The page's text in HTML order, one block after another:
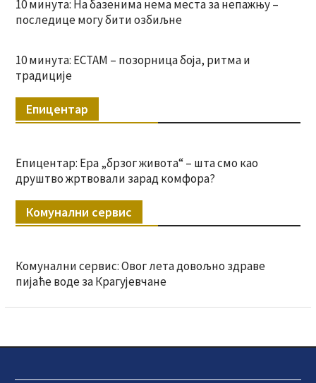
10 минута: На базенима нема места за непажњу –
последице могу бити озбиљне
10 минута: ЕСТАМ – позорница боја, ритма и
традиције
Епицентар
Епицентар: Ера „брзог живота“ – шта смо као
друштво жртвовали зарад комфора?
Комунални сервис
Комунални сервис: Овог лета довољно здраве
пијаће воде за Крагујевчане